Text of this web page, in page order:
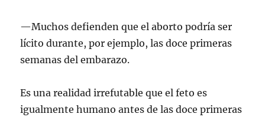
—Muchos defienden que el aborto podría ser
lícito durante, por ejemplo, las doce primeras
semanas del embarazo.
Es una realidad irrefutable que el feto es
igualmente humano antes de las doce primeras